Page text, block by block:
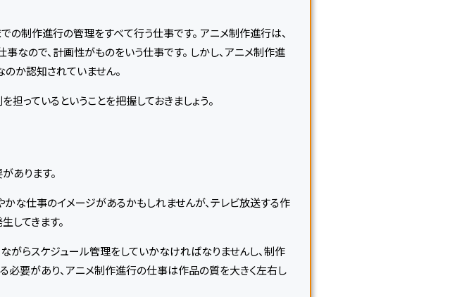
制作進行の管理をすべて行う仕事です。 アニメ制作進行は、
なので、計画性がものをいう仕事です。 しかし、アニメ制作進
か認知されていません。
っているということを把握しておきましょう。
あります。
な仕事のイメージがあるかもしれませんが、テレビ放送する作
してきます。
らスケジュール管理をしていかなければなりませんし、制作
必要があり、アニメ制作進行の仕事は作品の質を大きく左右し